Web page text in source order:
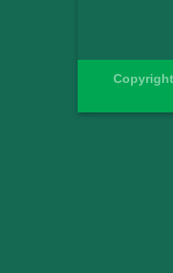
Copyright